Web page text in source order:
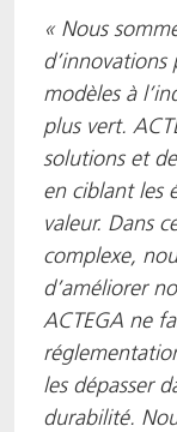
« Nous
d’innovations
modèles à
plus vert.
solutions et
en ciblant les
valeur. Dans
complexe,
d’améliorer
ACTEGA ne
les dépasser
durabilité.